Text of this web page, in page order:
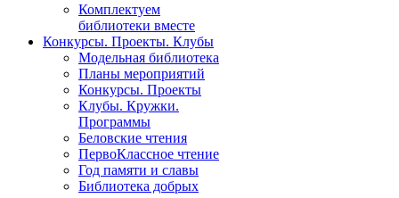
Комплектуем
библиотеки вместе
Конкурсы. Проекты. Клубы
Модельная библиотека
Планы мероприятий
Конкурсы. Проекты
Клубы. Кружки.
Программы
Беловские чтения
ПервоКлассное чтение
Год памяти и славы
Библиотека добрых